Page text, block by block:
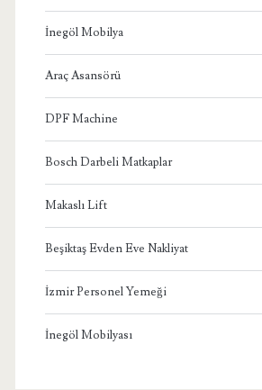
İnegöl Mobilya
Araç Asansörü
DPF Machine
Bosch Darbeli Matkaplar
Makaslı Lift
Beşiktaş Evden Eve Nakliyat
İzmir Personel Yemeği
İnegöl Mobilyası